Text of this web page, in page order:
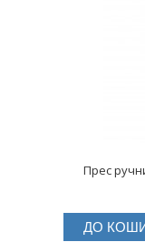
Прес
ДО